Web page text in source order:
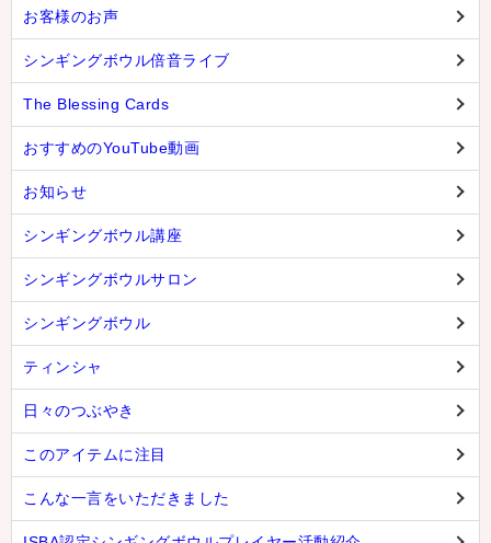
お客様のお声
シンギングボウル倍音ライブ
The Blessing Cards
おすすめのYouTube動画
お知らせ
シンギングボウル講座
シンギングボウルサロン
シンギングボウル
ティンシャ
日々のつぶやき
このアイテムに注目
こんな一言をいただきました